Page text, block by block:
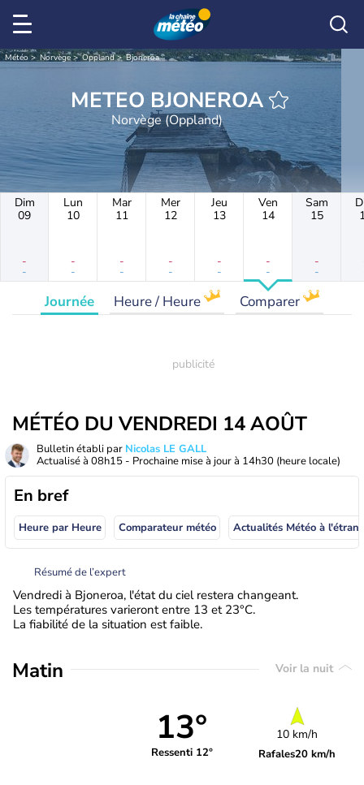
Météo Norvège Oppland Bjoneroa
METEO BJONEROA
Norvège (Oppland)
Dim
09
-
-
Lun
10
-
-
Mar
11
-
-
Mer
12
-
-
Jeu
13
-
-
Ven
14
-
-
Sam
15
-
-
Journée Heure / Heure Comparer
MÉTÉO DU VENDREDI 14 AOÛT
Bulletin établi par Nicolas LE GALL
Actualisé à 08h15 - Prochaine mise à jour à 14h30 (heure locale)
En bref
Heure par Heure Comparateur météo
Résumé de l’expert
Vendredi à Bjoneroa, l'état du ciel restera changeant.
Les températures varieront entre 13 et 23°C.
La fiabilité de la situation est faible.
Matin Voir la nuit
13°
Ressenti 12°
10 km/h
Rafales20 km/h